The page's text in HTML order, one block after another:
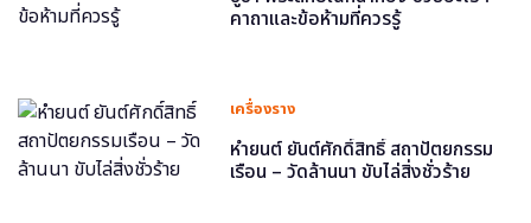
คาถาและข้อห้ามที่ควรรู้
เครื่องราง
หำยนต์ ยันต์ศักดิ์สิทธิ์ สถาปัตยกรรม
เรือน – วัดล้านนา ขับไล่สิ่งชั่วร้าย